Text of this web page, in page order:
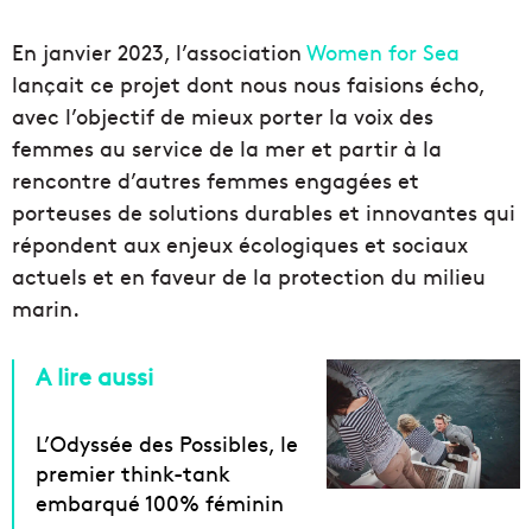
En janvier 2023, l’association Women for Sea
lançait ce projet dont nous nous faisions écho,
avec l’objectif de mieux porter la voix des
femmes au service de la mer et partir à la
rencontre d’autres femmes engagées et
porteuses de solutions durables et innovantes qui
répondent aux enjeux écologiques et sociaux
actuels et en faveur de la protection du milieu
marin.
A lire aussi
L’Odyssée des Possibles, le
premier think-tank
embarqué 100% féminin